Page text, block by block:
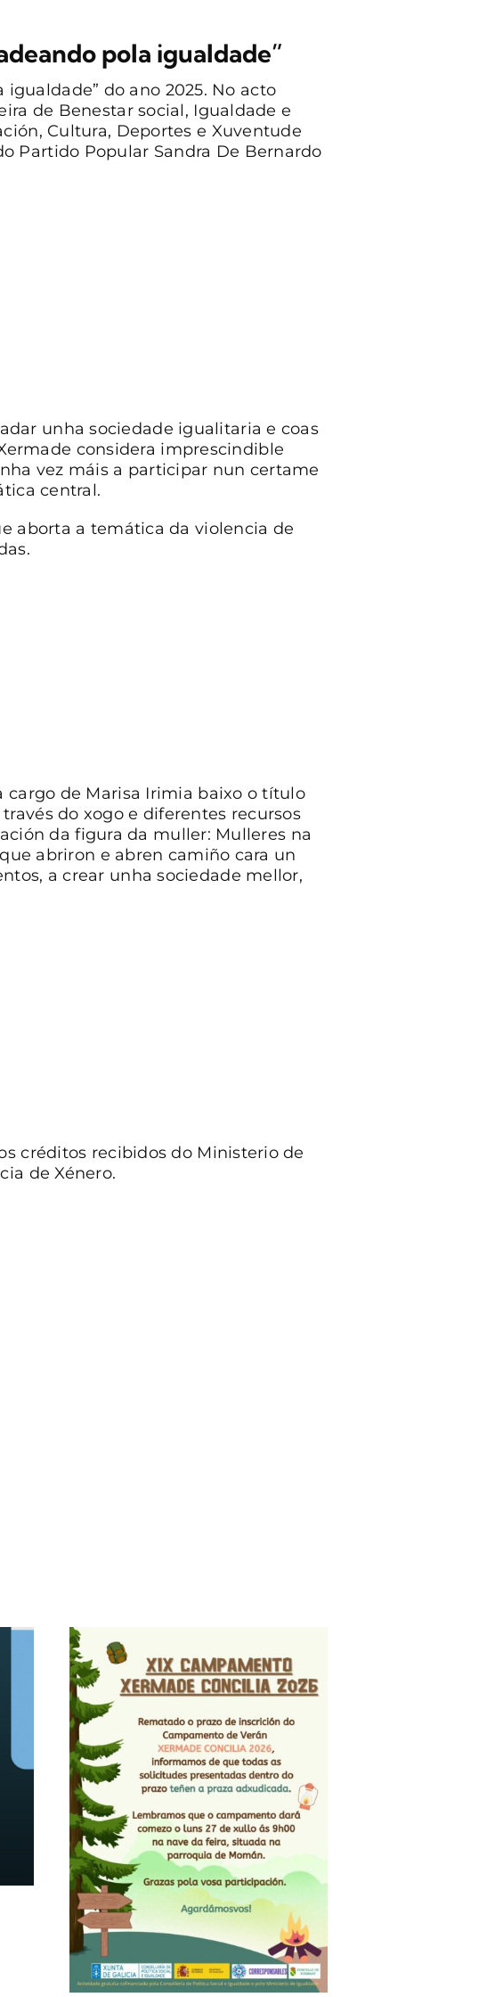
pola igualdade”
do ano 2025. No acto
de Benestar social, Igualdade e
Cultura, Deportes e Xuventude
Partido Popular Sandra De Bernardo
unha sociedade igualitaria e coas
considera imprescindible
vez máis a participar nun certame
central.
aborta a temática da violencia de
de Marisa Irimia baixo o título
do xogo e diferentes recursos
da figura da muller: Mulleres na
abriron e abren camiño cara un
a crear unha sociedade mellor,
créditos recibidos do Ministerio de
de Xénero.